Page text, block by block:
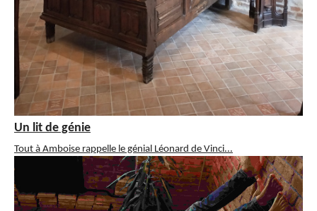
Un lit de génie
Tout à Amboise rappelle le génial Léonard de Vinci...